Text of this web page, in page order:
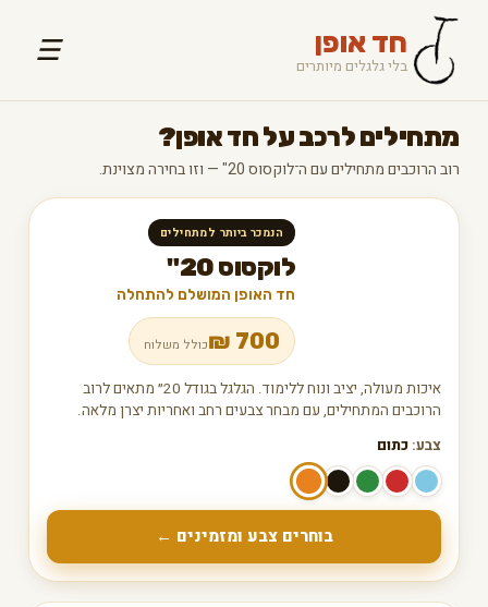
חד אופן
בלי גלגלים מיותרים ☰
מתחילים לרכב על חד אופן?
רוב הרוכבים מתחילים עם ה־לוקסוס 20" — וזו בחירה מצוינת.
הנמכר ביותר למתחילים
לוקסוס 20"
חד האופן המושלם להתחלה
700
₪כולל משלוח
איכות מעולה, יציב ונוח ללימוד. הגלגל בגודל 20״ מתאים לרוב
הרוכבים המתחילים, עם מבחר צבעים רחב ואחריות יצרן מלאה.
צבע: כתום
בוחרים צבע ומזמינים ←